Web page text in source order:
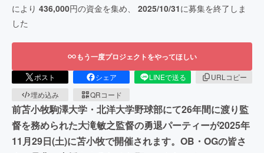
により 436,000円の資金を集め、 2025/10/31に募集を終了しま
した
もう一度プロジェクトをやってほしい
ポスト シェア LINEで送る
URLコピー
埋め込み
QRコード
前苫小牧駒澤大学・北洋大学野球部にて26年間に渡り監
督を務められた大滝敏之監督の勇退パーティーが2025年
11月29日(土)に苫小牧で開催されます。OB・OGの皆さ